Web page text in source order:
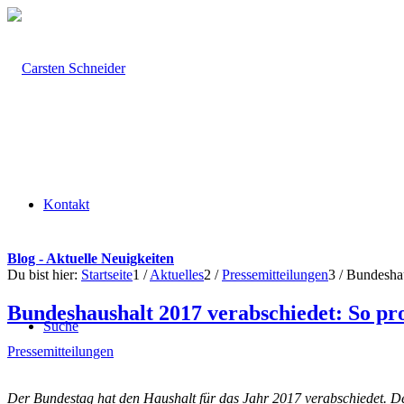
Kontakt
Suche
Blog - Aktuelle Neuigkeiten
Du bist hier: Startseite1 / Aktuelles2 / Pressemitteilungen3 /
Bundeshaushalt 2017 verabschiedet: So
Pressemitteilungen
Der Bundestag hat den Haushalt für das Jahr 2017 verabschiedet.